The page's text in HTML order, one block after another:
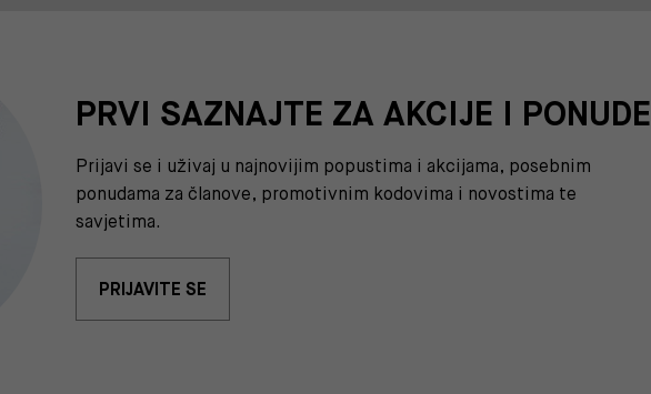
PRVI SAZNAJTE ZA AKCIJE I PONUDE
Prijavi se i uživaj u najnovijim popustima i akcijama, posebnim
ponudama za članove, promotivnim kodovima i novostima te
savjetima.
PRIJAVITE SE